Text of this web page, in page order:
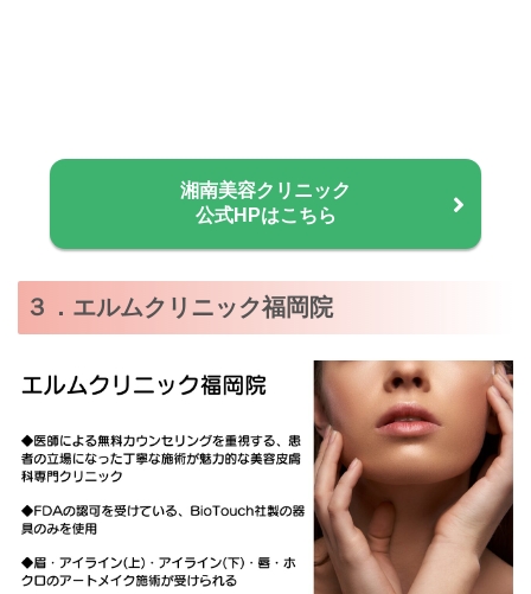
湘南美容クリニック
公式HPはこちら
３．エルムクリニック福岡院